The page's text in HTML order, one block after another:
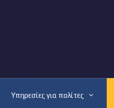
Υπηρεσίες για πολίτες